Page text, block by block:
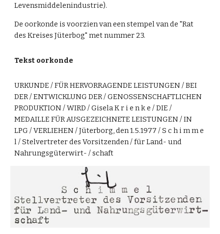
Levensmiddelenindustrie).
De oorkonde is voorzien van een stempel van de "Rat
des Kreises Jüterbog" met nummer 23.
Tekst oorkonde
URKUNDE / FÜR HERVORRAGENDE LEISTUNGEN / BEI
DER / ENTWICKLUNG DER / GENOSSENSCHAFTLICHEN
PRODUKTION / WIRD / Gisela K r i e n k e / DIE /
MEDAILLE FÜR AUSGEZEICHNETE LEISTUNGEN / IN
LPG / VERLIEHEN / Jüterborg, den 1.5.1977 / S c h i m m e
l / Stelvertreter des Vorsitzenden / für Land- und
Nahrungsgüterwirt- / schaft